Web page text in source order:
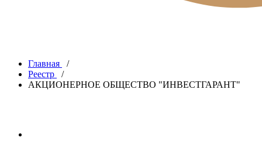
Главная
/
Реестр
/
АКЦИОНЕРНОЕ ОБЩЕСТВО "ИНВЕСТГАРАНТ"